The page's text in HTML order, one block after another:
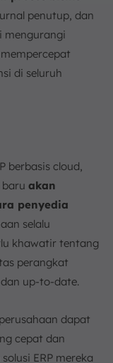
penutup, dan
mengurangi
di seluruh
berbasis cloud,
akan
penyedia
selalu
khawatir tentang
perangkat
up-to-date.
perusahaan dapat
cepat dan
ERP mereka